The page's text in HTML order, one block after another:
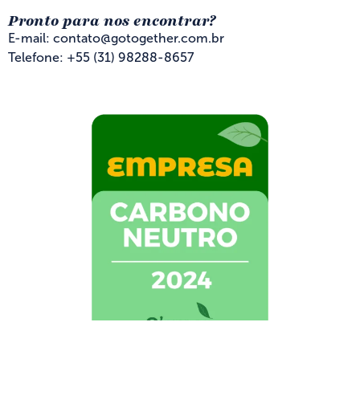
Pronto para nos encontrar?
E-mail: contato@gotogether.com.br
Telefone: +55 (31) 98288-8657